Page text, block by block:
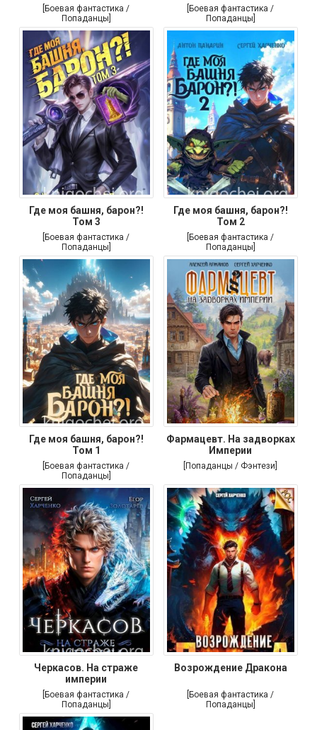
[Боевая фантастика /
Попаданцы]
[Боевая фантастика /
Попаданцы]
Где моя башня, барон?!
Том 3
[Боевая фантастика /
Попаданцы]
Где моя башня, барон?!
Том 2
[Боевая фантастика /
Попаданцы]
Где моя башня, барон?!
Том 1
[Боевая фантастика /
Попаданцы]
Фармацевт. На задворках
Империи
[Попаданцы / Фэнтези]
Черкасов. На страже
империи
[Боевая фантастика /
Попаданцы]
Возрождение Дракона
[Боевая фантастика /
Попаданцы]